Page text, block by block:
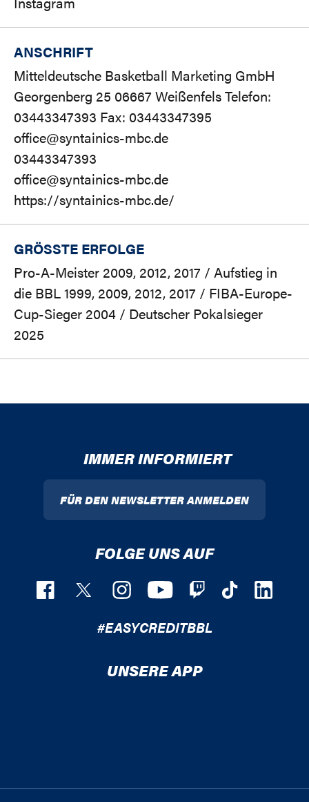
ANSCHRIFT
Mitteldeutsche Basketball Marketing GmbH
Georgenberg 25 06667 Weißenfels Telefon:
03443347393 Fax: 03443347395
office@syntainics-mbc.de
03443347393
office@syntainics-mbc.de
https://syntainics-mbc.de/
GRÖSSTE ERFOLGE
Pro-A-Meister 2009, 2012, 2017 / Aufstieg in
die BBL 1999, 2009, 2012, 2017 / FIBA-Europe-
Cup-Sieger 2004 / Deutscher Pokalsieger
2025
IMMER INFORMIERT
FÜR DEN NEWSLETTER ANMELDEN
FOLGE UNS AUF
#EASYCREDITBBL
UNSERE APP